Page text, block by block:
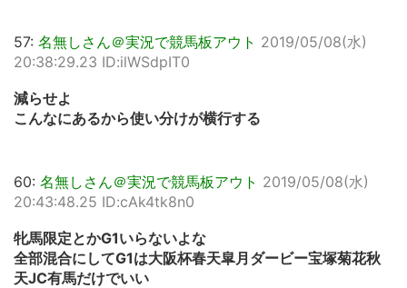
57: 名無しさん＠実況で競馬板アウト 2019/05/08(水)
20:38:29.23 ID:ilWSdpIT0
減らせよ
こんなにあるから使い分けが横行する
60: 名無しさん＠実況で競馬板アウト 2019/05/08(水)
20:43:48.25 ID:cAk4tk8n0
牝馬限定とかG1いらないよな
全部混合にしてG1は大阪杯春天皐月ダービー宝塚菊花秋
天JC有馬だけでいい